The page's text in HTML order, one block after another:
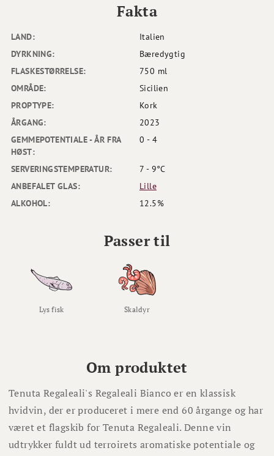
LAND:
Italien
DYRKNING:
Bæredygtig
FLASKESTØRRELSE:
750 ml
OMRÅDE:
Sicilien
PROPTYPE:
Kork
ÅRGANG:
2023
GEMMEPOTENTIALE - ÅR FRA
HØST:
0 - 4
SERVERINGSTEMPERATUR:
7 - 9°C
ANBEFALET GLAS:
Lille
ALKOHOL:
12.5%
Fakta
Passer til
Lys fisk Skaldyr
Om produktet
Tenuta Regaleali's Regaleali Bianco er en klassisk
hvidvin, der er produceret i mere end 60 årgange og har
været et flagskib for Tenuta Regaleali. Denne vin
udtrykker fuldt ud terroirets aromatiske potentiale og